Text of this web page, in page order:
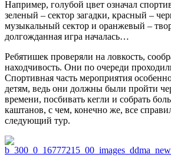
Например, голубой цвет означал
зеленый – сектор загадки, красный –
музыкальный сектор и оранжевый –
долгожданная игра началась…
Ребятишек проверяли на ловкость,
находчивость. Они по очереди
Спортивная часть мероприятия
детям, ведь они должны были пройти
времени, посбивать кегли и собрать
каштанов, с чем, конечно же, все
следующий тур.